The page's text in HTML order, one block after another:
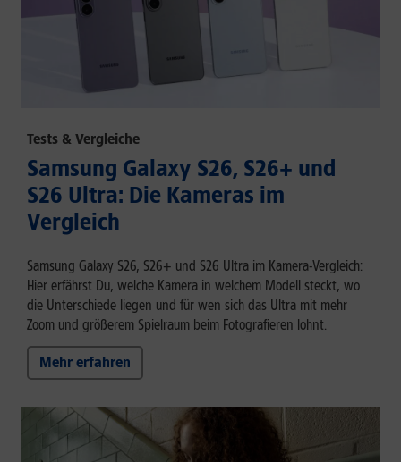
Tests & Vergleiche
Samsung Galaxy S26, S26+ und
S26 Ultra: Die Kameras im
Vergleich
Samsung Galaxy S26, S26+ und S26 Ultra im Kamera-Vergleich:
Hier erfährst Du, welche Kamera in welchem Modell steckt, wo
die Unterschiede liegen und für wen sich das Ultra mit mehr
Zoom und größerem Spielraum beim Fotografieren lohnt.
Mehr erfahren